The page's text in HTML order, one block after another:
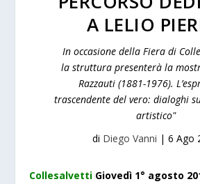
A LELIO
In occasione della Fiera di
la struttura presenterà la
Razzauti (1881-1976).
trascendente del vero: dialoghi
artistico"
di Diego Vanni | 6 Ago
Collesalvetti Giovedì 1° agosto